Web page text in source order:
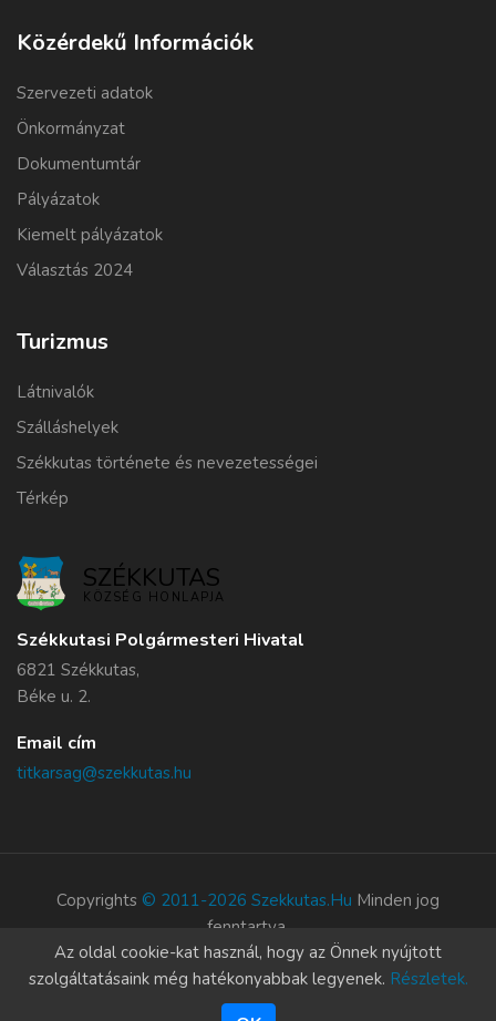
Közérdekű Információk
Szervezeti adatok
Önkormányzat
Dokumentumtár
Pályázatok
Kiemelt pályázatok
Választás 2024
Turizmus
Látnivalók
Szálláshelyek
Székkutas története és nevezetességei
Térkép
SZÉKKUTAS
KÖZSÉG HONLAPJA
Székkutasi Polgármesteri Hivatal
6821 Székkutas,
Béke u. 2.
Email cím
titkarsag@szekkutas.hu
Copyrights © 2011-2026 Szekkutas.hu Minden jog
fenntartva.
Süti szabályzat
Az oldal cookie-kat használ, hogy az Önnek nyújtott
szolgáltatásaink még hatékonyabbak legyenek. Részletek.